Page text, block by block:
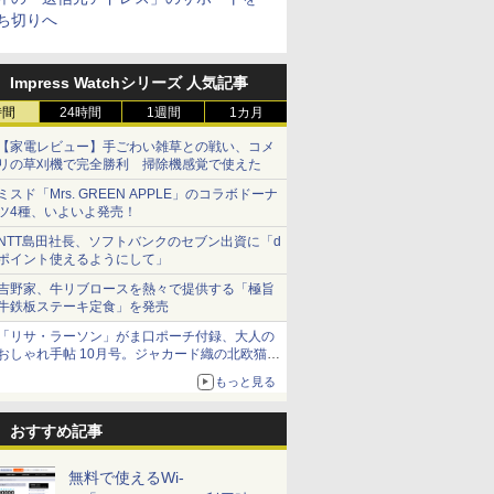
切りへ
Impress Watchシリーズ 人気記事
24時間 1週間 1カ月
家電レビュー】手ごわい雑草との戦い、コメ
の草刈機で完全勝利 掃除機感覚で使えた
スド「Mrs. GREEN APPLE」のコラボドーナ
4種、いよいよ発売！
島田社長、ソフトバンクのセブン出資に「d
イント使えるようにして」
野家、牛リブロースを熱々で提供する「極旨
鉄板ステーキ定食」を発売
リサ・ラーソン」がま口ポーチ付録、大人の
しゃれ手帖 10月号。ジャカード織の北欧猫デ
もっと見る
おすすめ記事
無料で使えるWi-